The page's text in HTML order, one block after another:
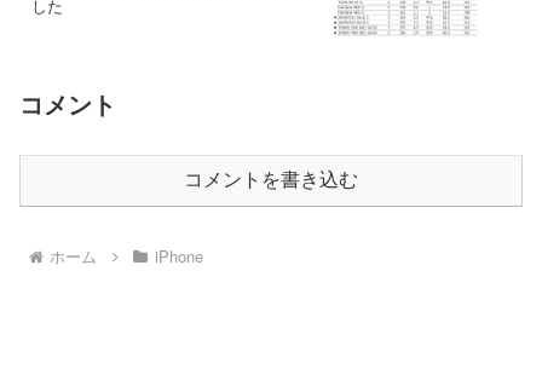
した
コメント
コメントを書き込む
ホーム iPhone